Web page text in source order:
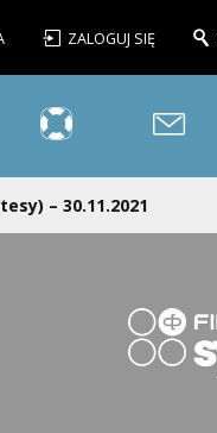
ZALOGUJ SIĘ
– 30.11.2021